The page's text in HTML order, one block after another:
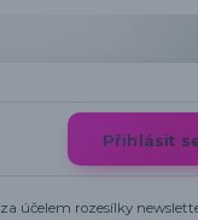
Přihlásit
za účelem rozesílky